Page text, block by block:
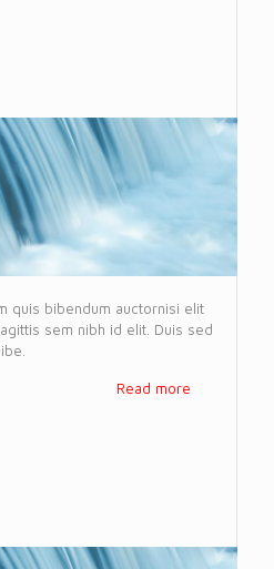
quis bibendum auctornisi elit
sem nibh id elit. Duis sed
Read more